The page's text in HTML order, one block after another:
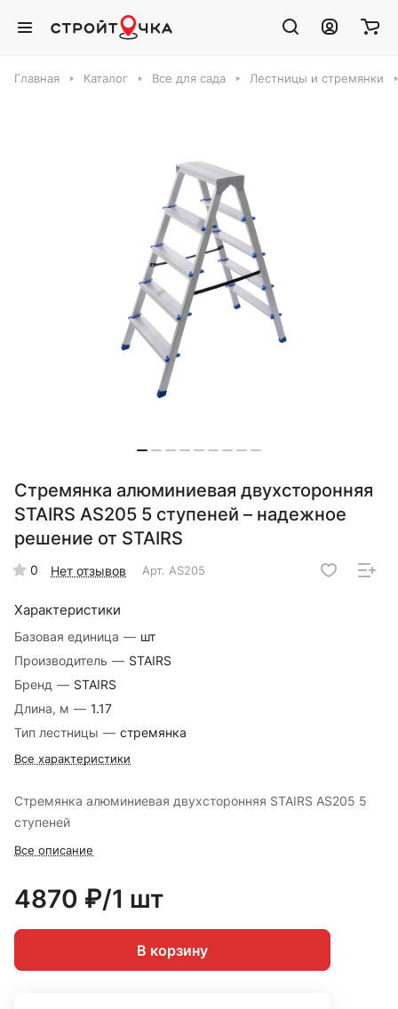
Главная Каталог Все для сада Лестницы и стремянки
Стремянка алюминиевая двухсторонняя
STAIRS AS205 5 ступеней – надежное
решение от STAIRS
0 Нет отзывов Арт. AS205
Характеристики
Базовая единица — шт
Производитель — STAIRS
Бренд — STAIRS
Длина, м — 1.17
Тип лестницы — стремянка
Все характеристики
Стремянка алюминиевая двухсторонняя STAIRS AS205 5
ступеней
Все описание
4870 ₽/1 шт
В корзину